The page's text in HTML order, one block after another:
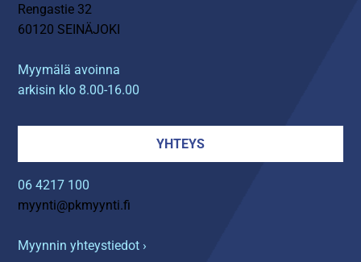
Rengastie 32
60120 SEINÄJOKI
Myymälä avoinna
arkisin klo 8.00-16.00
YHTEYS
06 4217 100
myynti@pkmyynti.fi
Myynnin yhteystiedot ›